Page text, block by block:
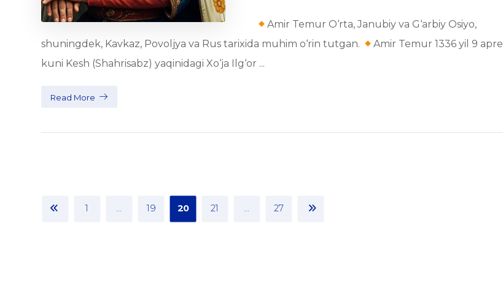
Amir Temur O‘rta, Janubiy va G‘arbiy Osiyo,
shuningdek, Kavkaz, Povoljya va Rus tarixida muhim o‘rin tutgan.
Amir Temur 1336 yil 9 aprel
kuni Kesh (Shahrisabz) yaqinidagi Xo‘ja Ilg‘or ...
Read More
1 … 19 20 21 … 27